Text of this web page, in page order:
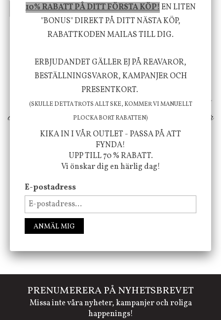
INFO KÖP INFO KÖP
välbefinnande för dig och ditt hem! Med
inspiration från naturen och dess färgpalett
erbjuder vi omsorgsfullt utvalda produkter som
ökar trivsel i ditt hem och ger det lilla extra för
att öka ditt välmående!
PRENUMERERA PÅ NYHETSBREVET
Missa inte våra nyheter, kampanjer och roliga
happenings!
10% RABATT PÅ DITT FÖRSTA KÖP!EN LITEN
"BONUS" DIREKT PÅ DITT NÄSTA KÖP,
RABATTKODEN MAILAS TILL DIG.
ERBJUDANDET GÄLLER EJ PÅ REAVAROR,
BESTÄLLNINGSVAROR, KAMPANJER OCH
PRESENTKORT.
(SKULLE DETTA TROTS ALLT SKE, KOMMER VI MANUELLT
PLOCKA BORT RABATTEN)
KIKA IN I VÅR OUTLET - PASSA PÅ ATT
FYNDA!
UPP TILL 70 % RABATT.
Vi önskar dig en härlig dag!
E-postadress
ANMÄL MIG